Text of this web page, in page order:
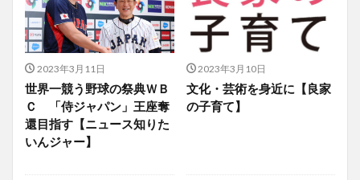
2023年3月11日
世界一競う野球の祭典ＷＢ
Ｃ 「侍ジャパン」王座奪
還目指す【ニュース知りた
いんジャー】
2023年3月10日
文化・芸術を身近に【良家
の子育て】